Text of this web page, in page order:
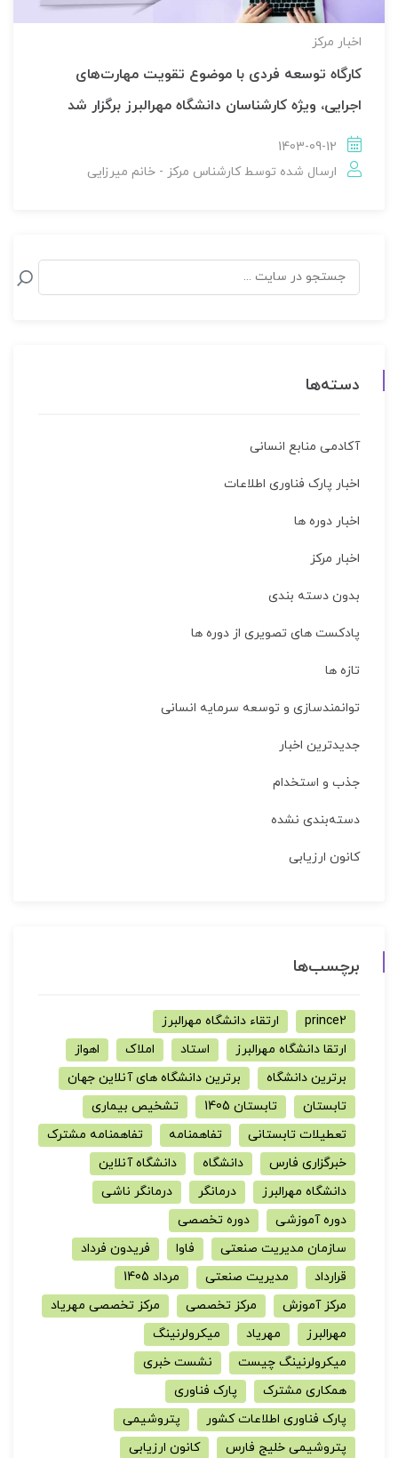
اخبار مركز
کارگاه توسعه فردی با موضوع تقویت مهارت‌های
اجرایی، ویژه کارشناسان دانشگاه مهرالبرز برگزار شد
1403-09-12
ارسال شده توسطکارشناس مرکز - خانم میرزایی
دسته‌ها
آکادمی منابع انسانی
اخبار پارک فناوری اطلاعات
اخبار دوره ها
اخبار مركز
بدون دسته بندی
پادکست های تصویری از دوره ها
تازه ها
توانمندسازی و توسعه سرمایه انسانی
جدیدترین اخبار
جذب و استخدام
دسته‌بندی نشده
کانون ارزیابی
برچسب‌ها
prince2
ارتقاء دانشگاه مهرالبرز
ارتقا دانشگاه مهرالبرز
استاد املاک
اهواز
برترین دانشگاه
برترین دانشگاه های آنلاین جهان
تابستان
تابستان 1405
تشخیص بیماری
تعطیلات تابستانی
تفاهمنامه
تفاهمنامه مشترک
خبرگزاری فارس
دانشگاه
دانشگاه آنلاین
دانشگاه مهرالبرز
درمانگر
درمانگر ناشی
دوره آموزشی
دوره تخصصی
سازمان مدیریت صنعتی
فاوا
فریدون فرداد
قرارداد
مدیریت صنعتی
مرداد 1405
مرکز آموزش
مرکز تخصصی
مرکز تخصصی مهریاد
مهرالبرز
مهریاد
میکرولرنینگ
میکرولرنینگ چیست
نشست خبری
همکاری مشترک
پارک فناوری
پارک فناوری اطلاعات کشور
پتروشیمی
پتروشیمی خلیج فارس
کانون ارزیابی